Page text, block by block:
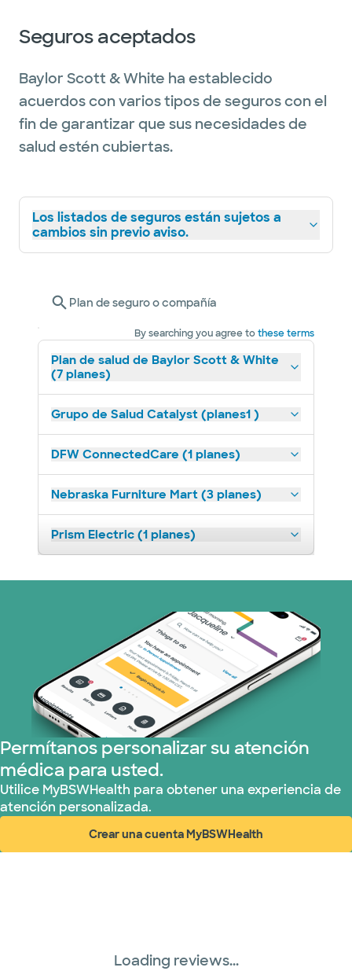
Seguros aceptados
Baylor Scott & White ha establecido
acuerdos con varios tipos de seguros con el
fin de garantizar que sus necesidades de
salud estén cubiertas.
Los listados de seguros están sujetos a
cambios sin previo aviso.
Plan de seguro o compañía
By searching you agree tothese terms
Plan de salud de Baylor Scott & White
(7 planes)
Grupo de Salud Catalyst (planes1 )
DFW ConnectedCare (1 planes)
Nebraska Furniture Mart (3 planes)
Prism Electric (1 planes)
Permítanos personalizar su atención
médica para usted.
Utilice MyBSWHealth para obtener una experiencia de
atención personalizada.
Crear una cuenta MyBSWHealth
(abre en ventana nueva)
Loading reviews...